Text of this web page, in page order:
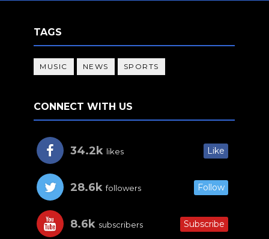
TAGS
MUSIC NEWS SPORTS
CONNECT WITH US
34.2k likes Like
28.6k followers Follow
8.6k subscribers Subscribe